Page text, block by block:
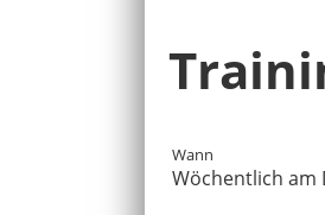
Wann
Wöchentlich am